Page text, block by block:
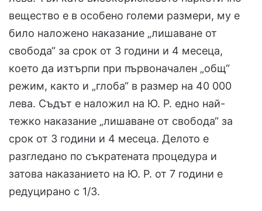
вещество е в особено големи размери, му е
било наложено наказание „лишаване от
свобода“ за срок от 3 години и 4 месеца,
което да изтърпи при първоначален „общ“
режим, както и „глоба“ в размер на 40 000
лева. Съдът е наложил на Ю. Р. едно най-
тежко наказание „лишаване от свобода“ за
срок от 3 години и 4 месеца. Делото е
разгледано по съкратената процедура и
затова наказанието на Ю. Р. от 7 години е
редуцирано с 1/3.